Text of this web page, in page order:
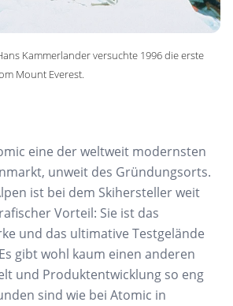
Kammerlander versuchte 1996 die erste
Mount Everest.
eine der weltweit modernsten
unweit des Gründungsorts.
ist bei dem Skihersteller weit
Vorteil: Sie ist das
und das ultimative Testgelände
gibt wohl kaum einen anderen
und Produktentwicklung so eng
sind wie bei Atomic in